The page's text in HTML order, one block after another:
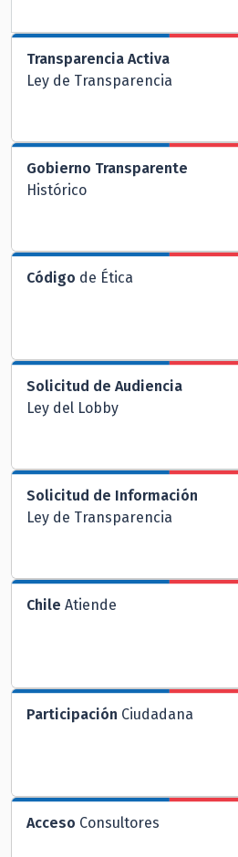
Transparencia Activa
Ley de Transparencia
Gobierno Transparente
Histórico
Código de Ética
Solicitud de Audiencia
Ley del Lobby
Solicitud de Información
Ley de Transparencia
Chile Atiende
Participación Ciudadana
Acceso Consultores